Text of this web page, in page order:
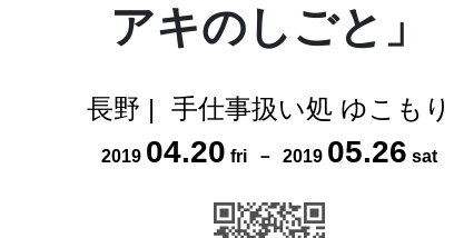
アキのしごと」
長野 | 手仕事扱い処 ゆこもり
2019 04.20 fri － 2019 05.26 sat